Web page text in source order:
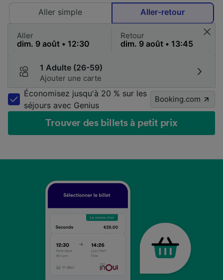
Aller simple
Aller-retour
Aller Retour
1 Adulte (26-59)
Ajouter une carte
Économisez jusqu'à 20 % sur les
séjours avec Genius
Booking.com
Trouver des billets à petit prix